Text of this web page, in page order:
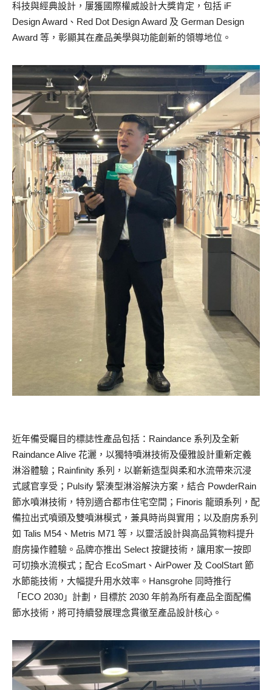
科技與經典設計，屢獲國際權威設計大獎肯定，包括 iF
Design Award、Red Dot Design Award 及 German Design
Award 等，彰顯其在產品美學與功能創新的領導地位。
近年備受矚目的標誌性產品包括：Raindance 系列及全新
Raindance Alive 花灑，以獨特噴淋技術及優雅設計重新定義
淋浴體驗；Rainfinity 系列，以嶄新造型與柔和水流帶來沉浸
式感官享受；Pulsify 緊湊型淋浴解決方案，結合 PowderRain
節水噴淋技術，特別適合都市住宅空間；Finoris 龍頭系列，配
備拉出式噴頭及雙噴淋模式，兼具時尚與實用；以及廚房系列
如 Talis M54、Metris M71 等，以靈活設計與高品質物料提升
廚房操作體驗。品牌亦推出 Select 按鍵技術，讓用家一按即
可切換水流模式；配合 EcoSmart、AirPower 及 CoolStart 節
水節能技術，大幅提升用水效率。Hansgrohe 同時推行
「ECO 2030」計劃，目標於 2030 年前為所有產品全面配備
節水技術，將可持續發展理念貫徹至產品設計核心。